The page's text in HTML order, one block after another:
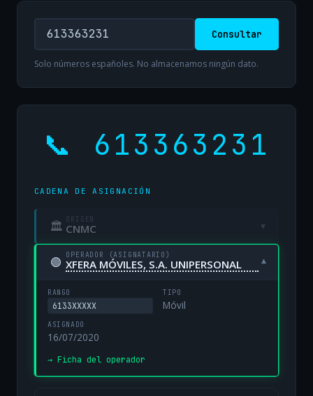
Consultar
Solo números españoles. No almacenamos ningún dato.
📞 613363231
CADENA DE ASIGNACIÓN
🏛 ORIGEN
CNMC ▾
🟢 OPERADOR (ASIGNATARIO)
XFERA MÓVILES, S.A. UNIPERSONAL ▾
RANGO
6133XXXXX
TIPO
Móvil
ASIGNADO
16/07/2020
→ Ficha del operador